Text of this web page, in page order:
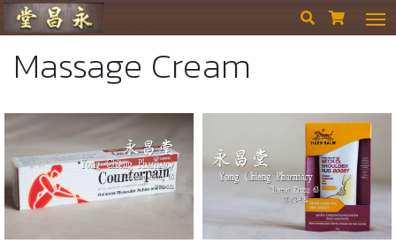
ร้านขายยา ย่งเชียงตึ๊ง  
Massage Cream